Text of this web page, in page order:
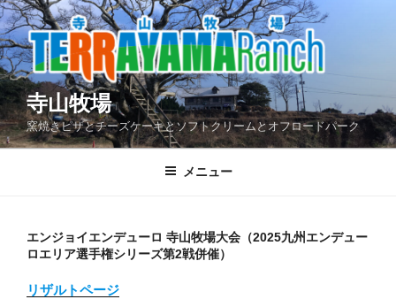
コ
ン
テ
ン
ツ
へ
ス
寺山牧場
窯焼きピザとチーズケーキとソフトクリームとオフロードパーク
メニュー
エンジョイエンデューロ 寺山牧場大会（2025九州エンデュー
ロエリア選手権シリーズ第2戦併催）
リザルトページ